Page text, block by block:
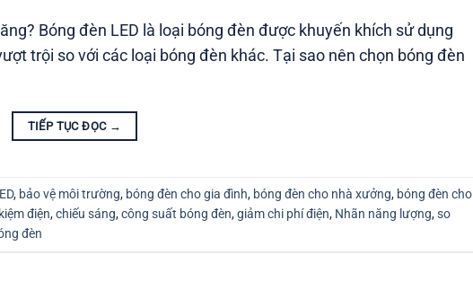
Bóng đèn LED là loại bóng đèn được khuyến khích sử dụng
trội so với các loại bóng đèn khác. Tại sao nên chọn bóng đèn
TIẾP TỤC ĐỌC →
, bảo vệ môi trường, bóng đèn cho gia đình, bóng đèn cho nhà xưởng, bóng đèn cho
điện,chiếu sáng,công suất bóng đèn,giảm chi phí điện, Nhãn năng lượng,so
đèn